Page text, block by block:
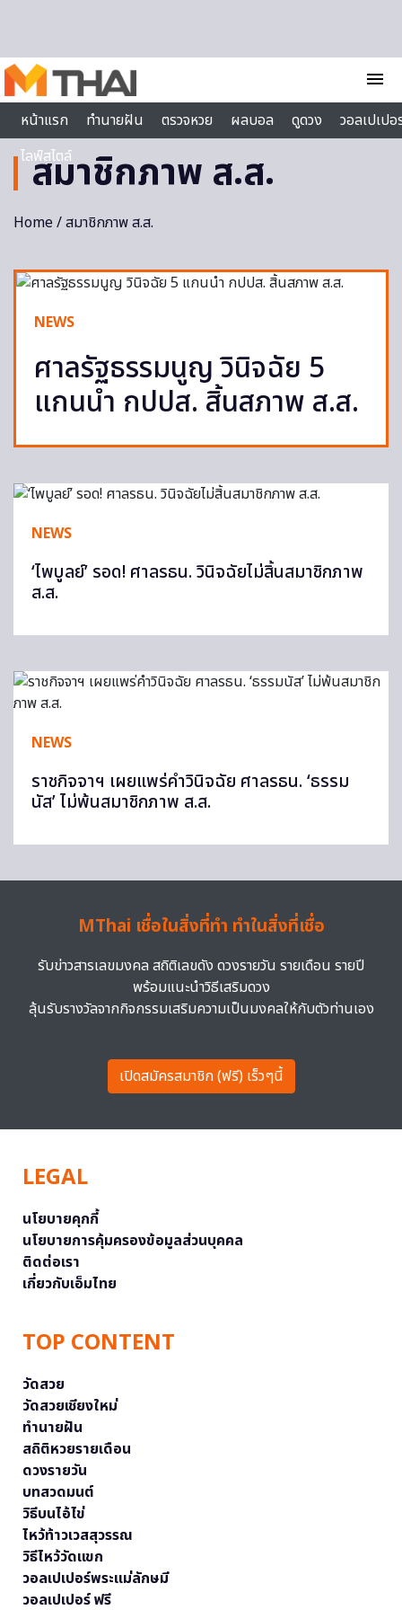
menu
หน้าแรก
ทำนายฝัน ตรวจหวย ผลบอล ดูดวง
วอลเปเป
ไลฟ์สไตล์
สมาชิกภาพ ส.ส.
Home/ สมาชิกภาพ ส.ส.
NEWS
ศาลรัฐธรรมนูญ วินิจฉัย 5
แกนนำ กปปส. สิ้นสภาพ ส.ส.
NEWS
‘ไพบูลย์’ รอด! ศาลรธน. วินิจฉัยไม่สิ้นสมาชิกภาพ
ส.ส.
NEWS
ราชกิจจาฯ เผยแพร่คำวินิจฉัย ศาลรธน. ‘ธรรม
นัส’ ไม่พ้นสมาชิกภาพ ส.ส.
MThai เชื่อในสิ่งที่ทำ ทำในสิ่งที่เชื่อ
รับข่าวสารเลขมงคล สถิติเลขดัง ดวงรายวัน รายเดือน รายปี
พร้อมแนะนำวิธีเสริมดวง
ลุ้นรับรางวัลจากกิจกรรมเสริมความเป็นมงคลให้กับตัวท่านเอง
เปิดสมัครสมาชิก (ฟรี) เร็วๆนี้
LEGAL
นโยบายคุกกี้
นโยบายการคุ้มครองข้อมูลส่วนบุคคล
ติดต่อเรา
เกี่ยวกับเอ็มไทย
TOP CONTENT
วัดสวย
วัดสวยเชียงใหม่
ทำนายฝัน
สถิติหวยรายเดือน
ดวงรายวัน
บทสวดมนต์
วิธีบนไอ้ไข่
ไหว้ท้าวเวสสุวรรณ
วิธีไหว้วัดแขก
วอลเปเปอร์พระแม่ลักษมี
วอลเปเปอร์ ฟรี